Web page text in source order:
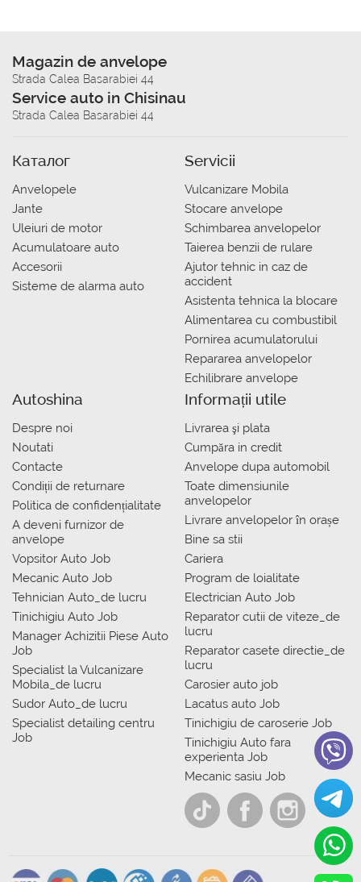
Magazin de anvelope
Strada Calea Basarabiei 44
Service auto in Chisinau
Strada Calea Basarabiei 44
Каталог
Anvelopele
Jante
Uleiuri de motor
Acumulatoare auto
Accesorii
Sisteme de alarma auto
Servicii
Vulcanizare Mobila
Stocare anvelope
Schimbarea anvelopelor
Taierea benzii de rulare
Ajutor tehnic in caz de
accident
Asistenta tehnica la blocare
Alimentarea cu combustibil
Pornirea acumulatorului
Repararea anvelopelor
Echilibrare anvelope
Autoshina
Despre noi
Noutati
Contacte
Condiții de returnare
Politica de confidențialitate
A deveni furnizor de
anvelope
Vopsitor Auto Job
Mecanic Auto Job
Tehnician Auto_de lucru
Tinichigiu Auto Job
Manager Achizitii Piese Auto
Job
Specialist la Vulcanizare
Mobila_de lucru
Sudor Auto_de lucru
Specialist detailing centru
Job
Informații utile
Livrarea şi plata
Сumpăra in credit
Anvelope dupa automobil
Toate dimensiunile
anvelopelor
Livrare anvelopelor în orașe
Bine sa stii
Cariera
Program de loialitate
Electrician Auto Job
Reparator cutii de viteze_de
lucru
Reparator casete directie_de
lucru
Carosier auto job
Lacatus auto Job
Tinichigiu de caroserie Job
Tinichigiu Auto fara
experienta Job
Mecanic sasiu Job